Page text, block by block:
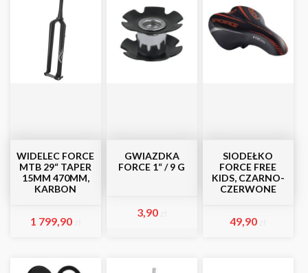
WIDELEC FORCE
MTB 29“ TAPER
15MM 470MM,
KARBON
1 799,90
GWIAZDKA
FORCE 1“ / 9 G
3,90
SIODEŁKO
FORCE FREE
KIDS, CZARNO-
CZERWONE
49,90